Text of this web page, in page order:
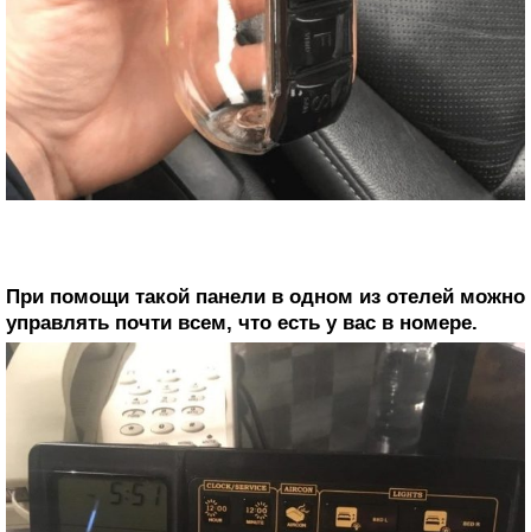
При помощи такой панели в одном из отелей можно
управлять почти всем, что есть у вас в номере.